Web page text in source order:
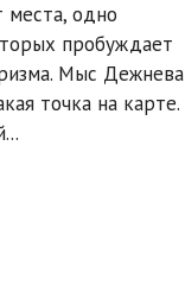
одно
пробуждает
Мыс Дежнева
точка на карте.